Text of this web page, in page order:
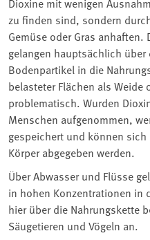
zu finden sind, sondern
Gemüse oder Gras anhaften.
gelangen hauptsächlich
Bodenpartikel in die
belasteter Flächen als
problematisch. Wurden
Menschen aufgenommen,
gespeichert und können
Körper abgegeben werden.
Über Abwasser und Flüsse
in hohen Konzentrationen in
hier über die Nahrungskette
Säugetieren und Vögeln an.